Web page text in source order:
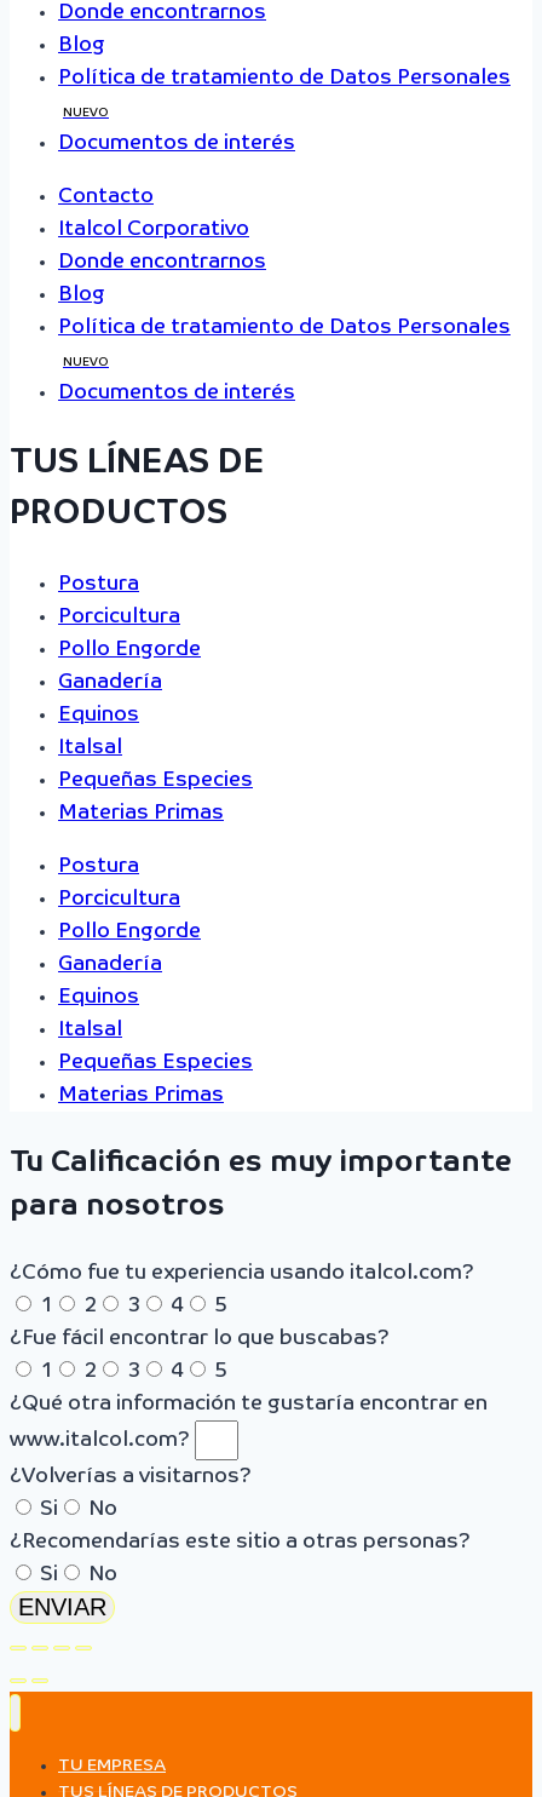
Donde encontrarnos
Blog
Política de tratamiento de Datos Personales
NUEVO
Documentos de interés
Contacto
Italcol Corporativo
Donde encontrarnos
Blog
Política de tratamiento de Datos Personales
NUEVO
Documentos de interés
TUS LÍNEAS DE
PRODUCTOS
Postura
Porcicultura
Pollo Engorde
Ganadería
Equinos
Italsal
Pequeñas Especies
Materias Primas
Postura
Porcicultura
Pollo Engorde
Ganadería
Equinos
Italsal
Pequeñas Especies
Materias Primas
Tu Calificación es muy importante
para nosotros
¿Cómo fue tu experiencia usando italcol.com?
1
2 3 4
5
¿Fue fácil encontrar lo que buscabas?
1
2 3 4
5
¿Qué otra información te gustaría encontrar en
www.italcol.com?
¿Volverías a visitarnos?
Si
No
¿Recomendarías este sitio a otras personas?
Si
No
ENVIAR
TU EMPRESA
TUS LÍNEAS DE PRODUCTOS